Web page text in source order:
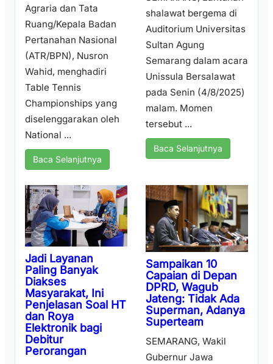
Agraria dan Tata
Ruang/Kepala Badan
Pertanahan Nasional
(ATR/BPN), Nusron
Wahid, menghadiri
Table Tennis
Championships yang
diselenggarakan oleh
National ...
Baca Selanjutnya
shalawat bergema di
Auditorium Universitas
Sultan Agung
Semarang dalam acara
Unissula Bersalawat
pada Senin (4/8/2025)
malam. Momen
tersebut ...
Baca Selanjutnya
Jadi Layanan
Paling Banyak
Diakses
Masyarakat, Ini
Penjelasan Soal HT
dan Roya
Elektronik bagi
Debitur
Perorangan
Sampaikan 10
Capaian di Depan
DPRD, Wagub
Jateng: Tidak Ada
Superman, Adanya
Superteam
SEMARANG, Wakil
Gubernur Jawa